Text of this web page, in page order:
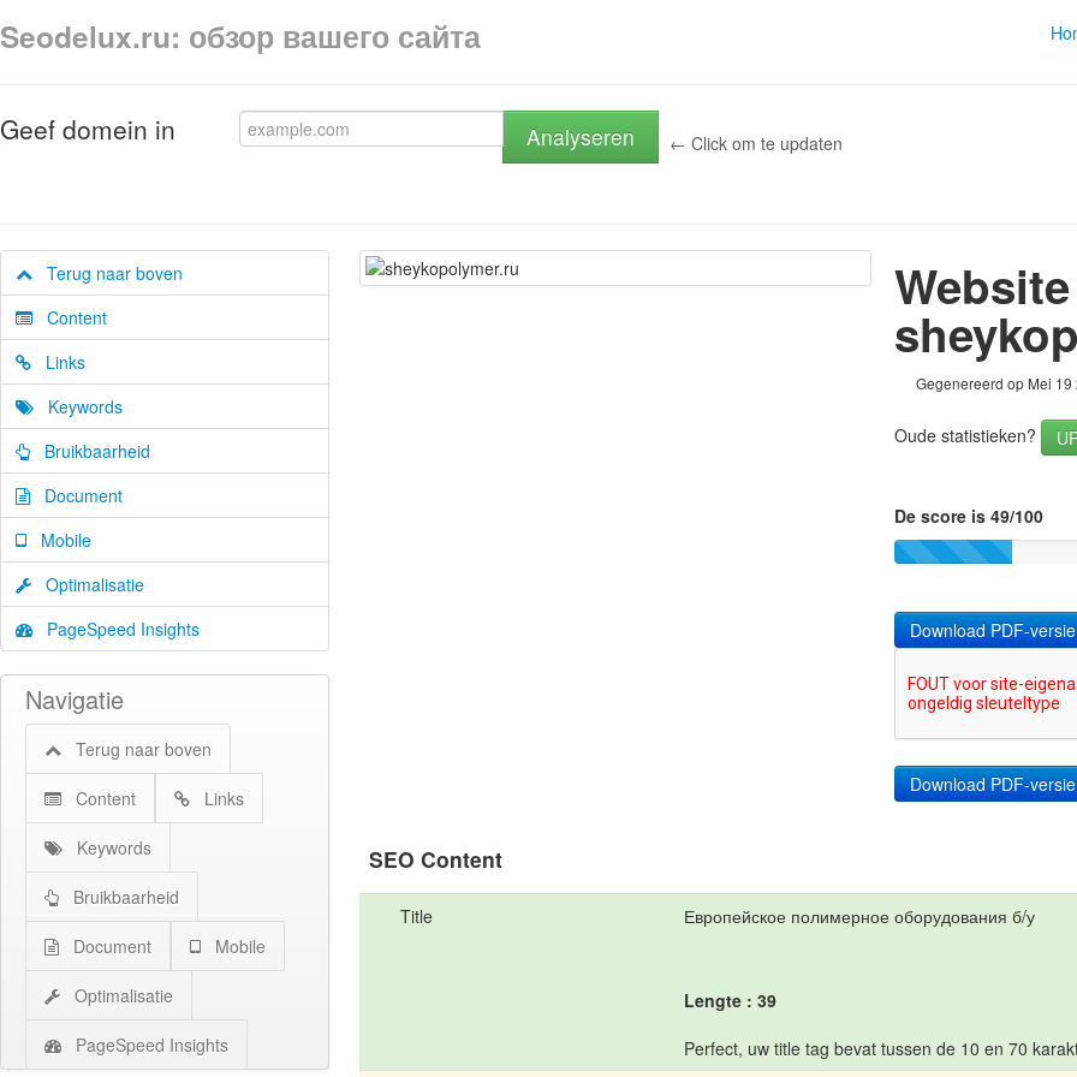
Seodelux.ru: обзор вашего сайта
Geef domein in Analyseren ← Click om te updaten
Terug naar boven
Content
Links
Keywords
Bruikbaarheid
Document
Mobile
Optimalisatie
PageSpeed Insights
Navigatie
Terug naar boven
Content Links
Keywords
Bruikbaarheid
Document Mobile
Optimalisatie
PageSpeed Insights
Gegenereerd op Mei 19
Oude statistieken?
De score is 49/100
Download PDF-versie
SEO Content
Title Европейское полимерное оборудования б/у
Lengte : 39
Perfect, uw title tag bevat tussen de 10 en 70